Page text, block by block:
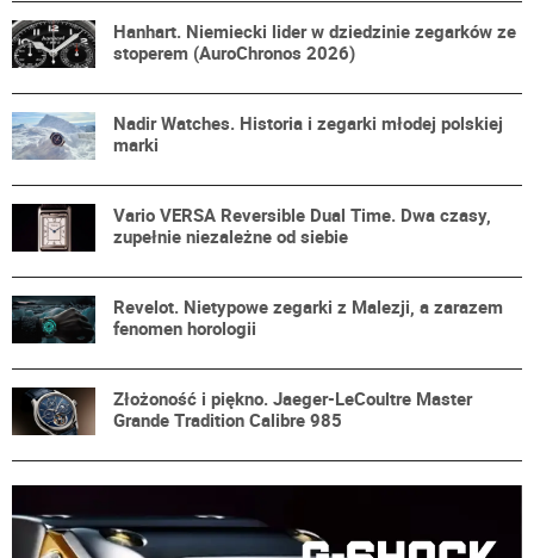
Hanhart. Niemiecki lider w dziedzinie zegarków ze
stoperem (AuroChronos 2026)
Nadir Watches. Historia i zegarki młodej polskiej
marki
Vario VERSA Reversible Dual Time. Dwa czasy,
zupełnie niezależne od siebie
Revelot. Nietypowe zegarki z Malezji, a zarazem
fenomen horologii
Złożoność i piękno. Jaeger-LeCoultre Master
Grande Tradition Calibre 985